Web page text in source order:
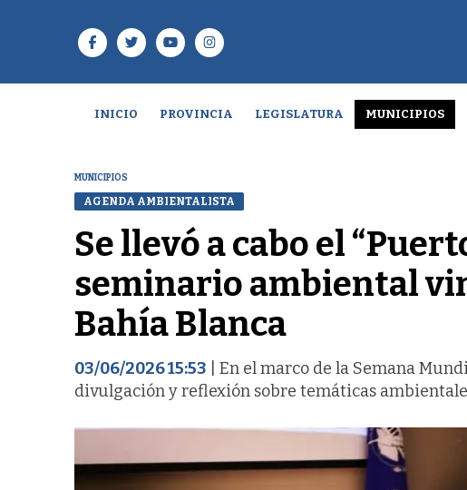
INICIO PROVINCIA LEGISLATURA MUNICIPIOS
MUNICIPIOS
AGENDA AMBIENTALISTA
Se llevó a cabo el
seminario ambiental
Bahía Blanca
03/06/2026 15:53 | En el marco de la Semana
divulgación y reflexión sobre temáticas